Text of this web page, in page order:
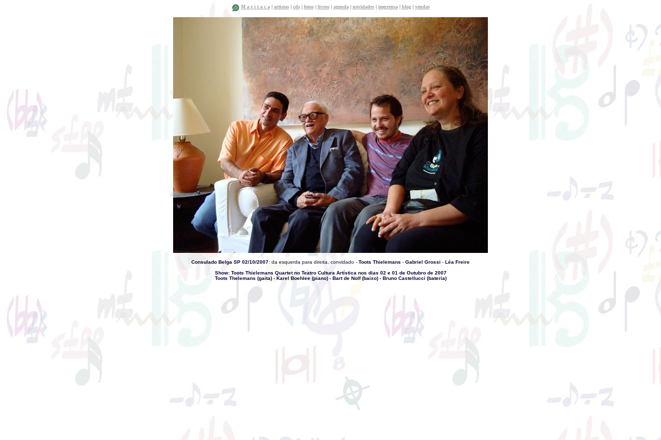
M a r i t a c a| artistas| cds| fotos| livros| agenda| novidades| imprensa| blog| vendas
Consulado Belga SP 02/10/2007: da esquerda para direita, convidado - Toots Thielemans - Gabriel Grossi - Léa Freire
Show: Toots Thielemans Quartet no Teatro Cultura Artística nos dias 02 e 01 de Outubro de 2007
Toots Thelemans (gaita) - Karel Boehlee (piano) - Bart de Nolf (baixo) - Bruno Castellucci (bateria)